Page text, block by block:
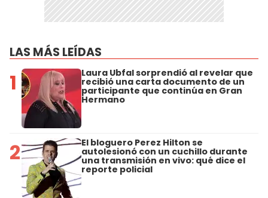
LAS MÁS LEÍDAS
1 Laura Ubfal sorprendió al revelar que
recibió una carta documento de un
participante que continúa en Gran
Hermano
2 El bloguero Perez Hilton se
autolesionó con un cuchillo durante
una transmisión en vivo: qué dice el
reporte policial